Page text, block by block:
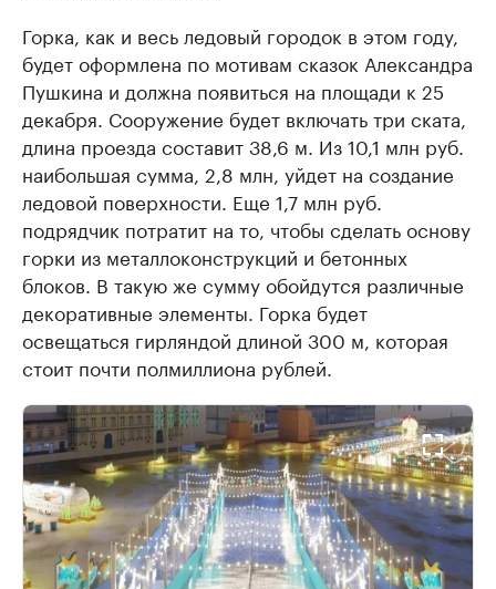
Горка, как и весь ледовый городок в этом году,
будет оформлена по мотивам сказок Александра
Пушкина и должна появиться на площади к 25
декабря. Сооружение будет включать три ската,
длина проезда составит 38,6 м. Из 10,1 млн руб.
наибольшая сумма, 2,8 млн, уйдет на создание
ледовой поверхности. Еще 1,7 млн руб.
подрядчик потратит на то, чтобы сделать основу
горки из металлоконструкций и бетонных
блоков. В такую же сумму обойдутся различные
декоративные элементы. Горка будет
освещаться гирляндой длиной 300 м, которая
стоит почти полмиллиона рублей.